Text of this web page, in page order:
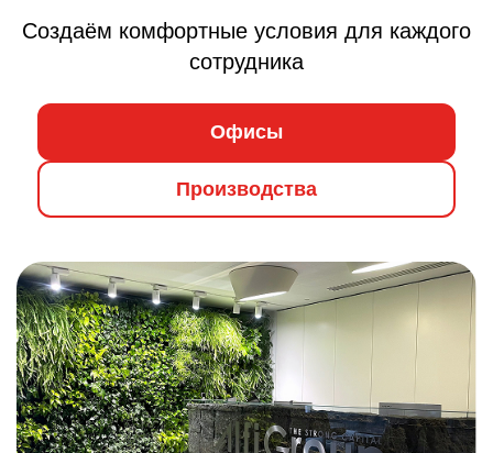
Создаём комфортные условия для каждого
сотрудника
Офисы
Производства